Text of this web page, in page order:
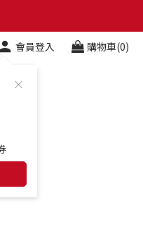
會員登入 購物車(0)